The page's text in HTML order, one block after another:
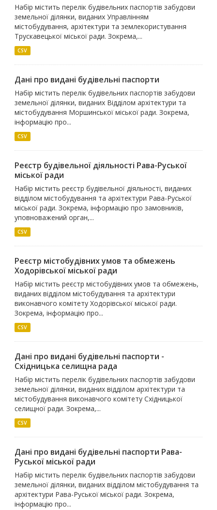
Набір містить перелік будівельних паспортів забудови
земельної ділянки, виданих Управлінням
містобудування, архітектури та землекористування
Трускавецької міської ради. Зокрема,...
CSV
Дані про видані будівельні паспорти
Набір містить перелік будівельних паспортів забудови
земельної ділянки, виданих Відділом архітектури та
містобудування Моршинської міської ради. Зокрема,
інформацію про...
CSV
Реєстр будівельної діяльності Рава-Руської
міської ради
Набір містить реєстр будівельної діяльності, виданих
відділом містобудування та архітектури Рава-Руської
міської ради. Зокрема, інформацію про замовників,
уповноважений орган,...
CSV
Реєстр містобудівних умов та обмежень
Ходорівської міської ради
Набір містить реєстр містобудівних умов та обмежень,
виданих відділом містобудування та архітектури
виконавчого комітету Ходорівської міської ради.
Зокрема, інформацію про...
CSV
Дані про видані будівельні паспорти -
Східницька селищна рада
Набір містить перелік будівельних паспортів забудови
земельної ділянки, виданих відділом архітектури та
містобудування виконавчого комітету Східницької
селищної ради. Зокрема,...
CSV
Дані про видані будівельні паспорти Рава-
Руської міської ради
Набір містить перелік будівельних паспортів забудови
земельної ділянки, виданих відділом містобудування та
архітектури Рава-Руської міської ради. Зокрема,
інформацію про...